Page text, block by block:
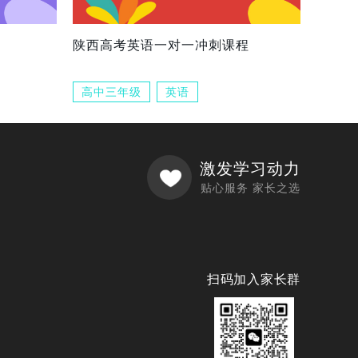
陕西高考英语一对一冲刺课程
高中三年级 英语
激发学习动力
贴心服务 家长之选
扫码加入家长群